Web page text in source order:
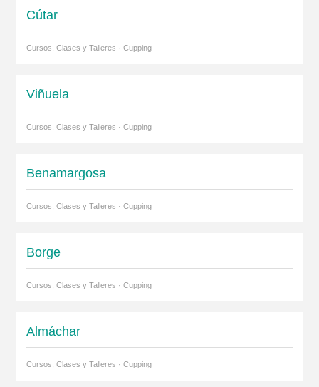
Cútar
Cursos, Clases y Talleres · Cupping
Viñuela
Cursos, Clases y Talleres · Cupping
Benamargosa
Cursos, Clases y Talleres · Cupping
Borge
Cursos, Clases y Talleres · Cupping
Almáchar
Cursos, Clases y Talleres · Cupping